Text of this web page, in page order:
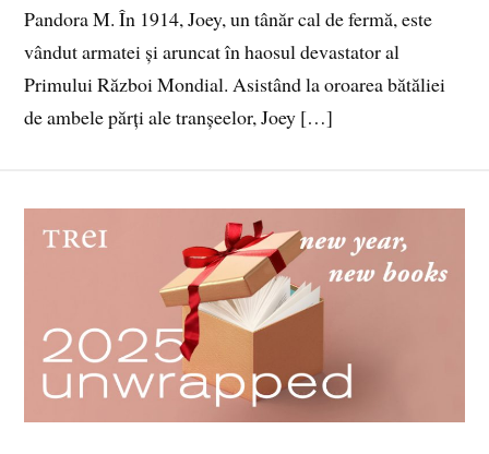
Pandora M. În 1914, Joey, un tânăr cal de fermă, este
vândut armatei și aruncat în haosul devastator al
Primului Război Mondial. Asistând la oroarea bătăliei
de ambele părți ale tranșeelor, Joey […]